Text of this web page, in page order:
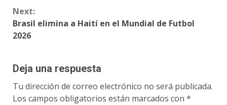
Next:
Brasil elimina a Haití en el Mundial de Futbol
2026
Deja una respuesta
Tu dirección de correo electrónico no será publicada.
Los campos obligatorios están marcados con *